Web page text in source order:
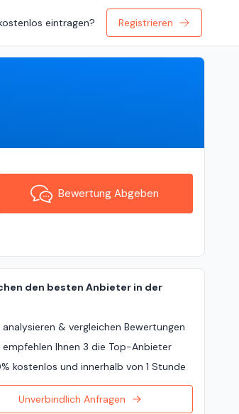
eintragen? Registrieren
Bewertung Abgeben
den besten Anbieter in der
analysieren & vergleichen Bewertungen
empfehlen Ihnen 3 die Top-Anbieter
kostenlos und innerhalb von 1 Stunde
Unverbindlich Anfragen